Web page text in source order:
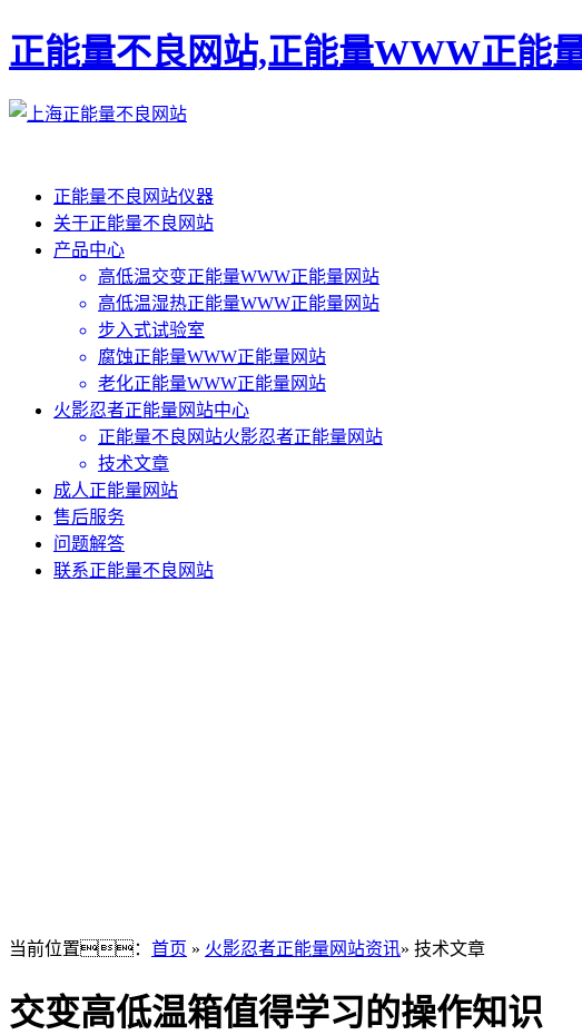
正能量不良网站,正能量WWW正能
正能量不良网站仪器
关于正能量不良网站
产品中心
高低温交变正能量WWW正能量网站
高低温湿热正能量WWW正能量网站
步入式试验室
腐蚀正能量WWW正能量网站
老化正能量WWW正能量网站
火影忍者正能量网站中心
正能量不良网站火影忍者正能量网站
技术文章
成人正能量网站
售后服务
问题解答
联系正能量不良网站
当前位置： 首页 » 火影忍者正能量网站资讯» 技术文章
交变高低温箱值得学习的操作知识